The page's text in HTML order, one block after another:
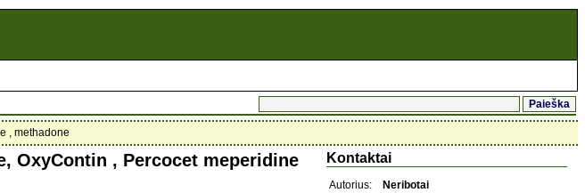
, methadone
OxyContin , Percocet meperidine
Kontaktai
Autorius:
Neribotai